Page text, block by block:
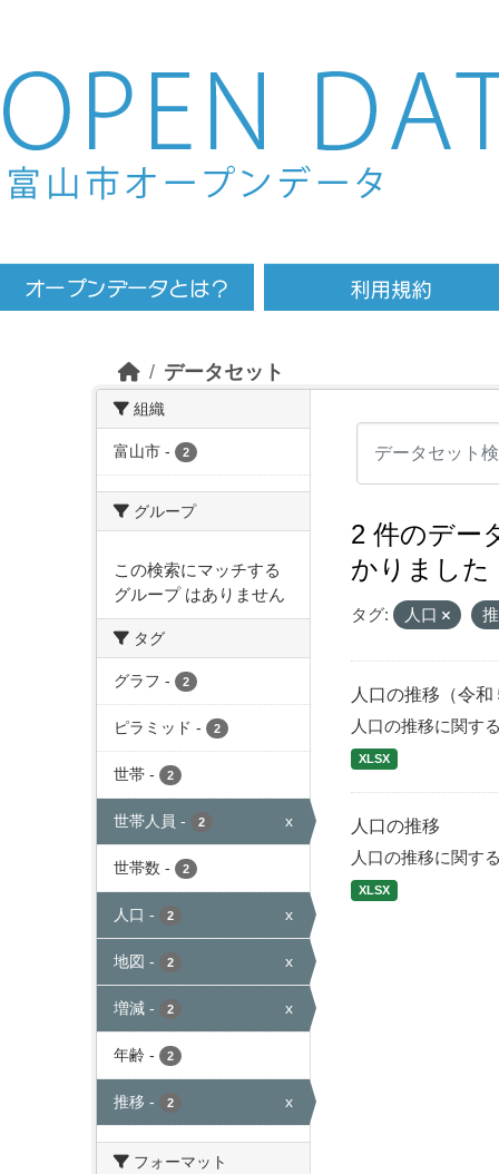
Skip to main content
データセット
組織
富山市 - 2
グループ
この検索にマッチする
グループ はありません
タグ
グラフ - 2
ピラミッド - 2
世帯 - 2
世帯人員 - 2 x
世帯数 - 2
人口 - 2 x
地図 - 2 x
増減 - 2 x
年齢 - 2
推移 - 2 x
フォーマット
2 件のデー
かりました
タグ: 人口
人口の推移（令和
人口の推移に関す
XLSX
人口の推移
人口の推移に関す
XLSX